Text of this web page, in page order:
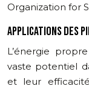
Organization for
APPLICATIONS DES
L’énergie
vaste potentiel
et leur